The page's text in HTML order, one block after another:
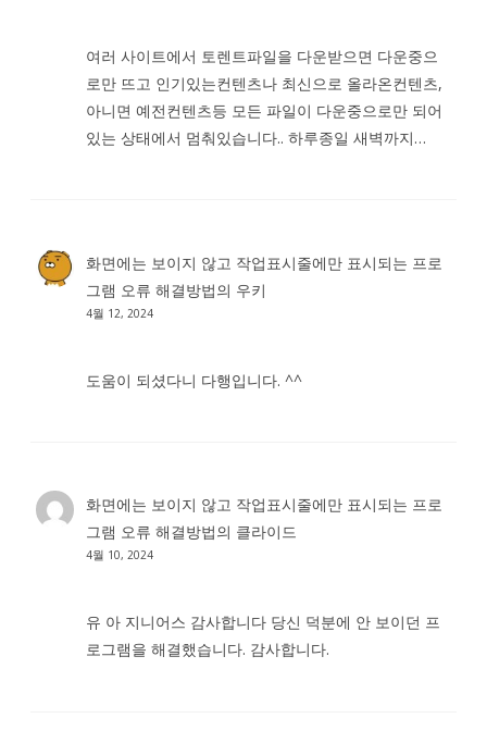
여러 사이트에서 토렌트파일을 다운받으면 다운중으
로만 뜨고 인기있는컨텐츠나 최신으로 올라온컨텐츠,
아니면 예전컨텐츠등 모든 파일이 다운중으로만 되어
있는 상태에서 멈춰있습니다.. 하루종일 새벽까지…
화면에는 보이지 않고 작업표시줄에만 표시되는 프로
그램 오류 해결방법의 우키
4월 12, 2024
도움이 되셨다니 다행입니다. ^^
화면에는 보이지 않고 작업표시줄에만 표시되는 프로
그램 오류 해결방법의 클라이드
4월 10, 2024
유 아 지니어스 감사합니다 당신 덕분에 안 보이던 프
로그램을 해결했습니다. 감사합니다.